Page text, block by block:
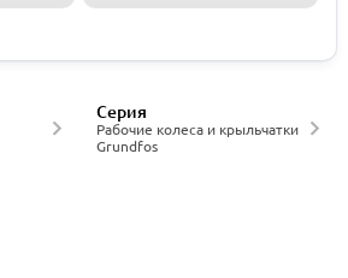
Рабочие колеса и крыльчатки
Grundfos
Серия